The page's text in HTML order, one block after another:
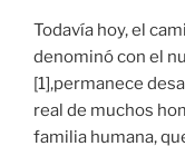
Todavía hoy, el
denominó con el
[1],permanece
real de muchos
familia humana,